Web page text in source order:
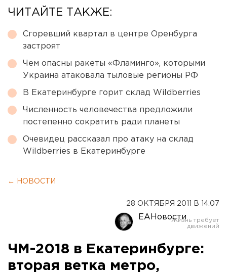
ЧИТАЙТЕ ТАКЖЕ:
Сгоревший квартал в центре Оренбурга
застроят
Чем опасны ракеты «Фламинго», которыми
Украина атаковала тыловые регионы РФ
В Екатеринбурге горит склад Wildberries
Численность человечества предложили
постепенно сократить ради планеты
Очевидец рассказал про атаку на склад
Wildberries в Екатеринбурге
← НОВОСТИ
28 ОКТЯБРЯ 2011 В 14:07
ЕАНовости
ЧМ-2018 в Екатеринбурге:
вторая ветка метро,